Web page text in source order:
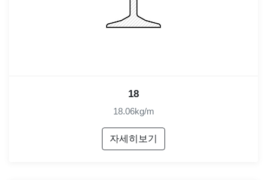
18
18.06kg/m
자세히보기